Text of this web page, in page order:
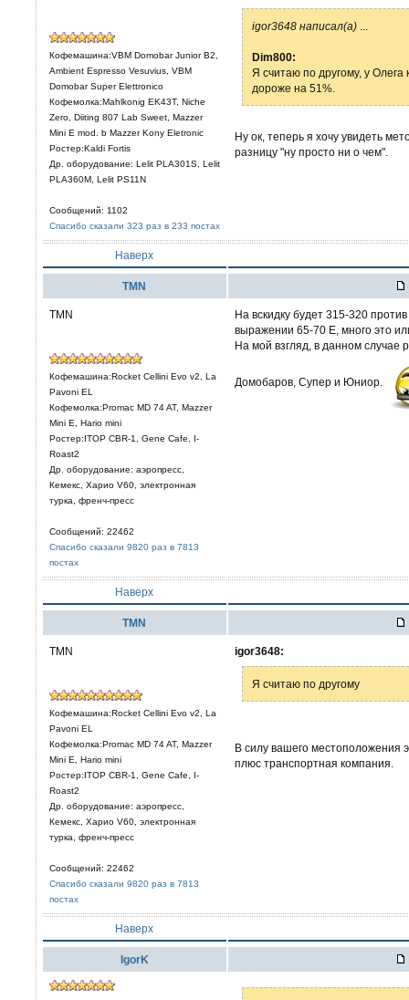
Кофемашина:VBM Domobar Junior B2,
Ambient Espresso Vesuvius, VBM
Domobar Super Elettronico
Кофемолка:Mahlkonig EK43T, Niche
Zero, Diiting 807 Lab Sweet, Mazzer
Mini E mod. b Mazzer Kony Eletronic
Ростер:Kaldi Fortis
Др. оборудование: Lelit PLА301S, Lelit
PLA360M, Lelit PS11N
Сообщений: 1102
Спасибо сказали 323 раз в 233 постах
igor3648 написал(а)
Dim800:
Я считаю по другому, у
дороже на 51%.
Ну ок, теперь я хочу увидеть
разницу "ну просто ни о чем".
Наверх
TMN
TMN
Кофемашина:Rocket Cellini Evo v2, La
Pavoni EL
Кофемолка:Promac MD 74 AT, Mazzer
Mini E, Hario mini
Ростер:ITOP CBR-1, Gene Cafe, I-
Roast2
Др. оборудование: аэропресс,
Кемекс, Харио V60, электронная
турка, френч-пресс
Сообщений: 22462
Спасибо сказали 9820 раз в 7813
постах
На вскидку будет 315-320
выражении 65-70 Е, много это
На мой взгляд, в данном случае
Домобаров, Супер и Юниор.
Наверх
TMN
TMN
Кофемашина:Rocket Cellini Evo v2, La
Pavoni EL
Кофемолка:Promac MD 74 AT, Mazzer
Mini E, Hario mini
Ростер:ITOP CBR-1, Gene Cafe, I-
Roast2
Др. оборудование: аэропресс,
Кемекс, Харио V60, электронная
турка, френч-пресс
Сообщений: 22462
Спасибо сказали 9820 раз в 7813
постах
igor3648:
Я считаю по другому
В силу вашего местоположения
плюс транспортная компания.
Наверх
IgorK